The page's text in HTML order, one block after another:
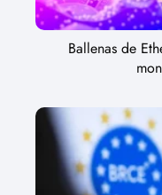
Ballenas de